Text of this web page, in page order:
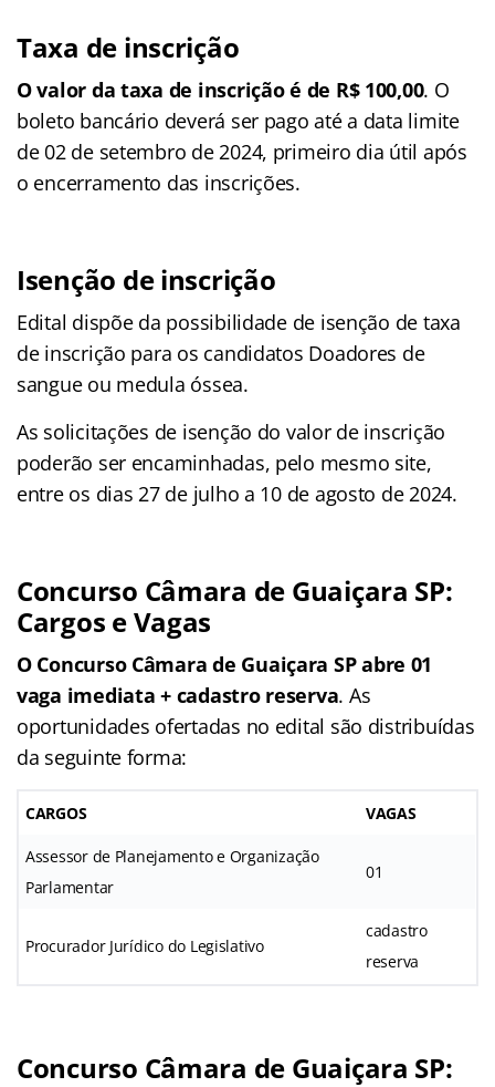
Taxa de inscrição
O valor da taxa de inscrição é de R$ 100,00. O
boleto bancário deverá ser pago até a data limite
de 02 de setembro de 2024, primeiro dia útil após
o encerramento das inscrições.
Isenção de inscrição
Edital dispõe da possibilidade de isenção de taxa
de inscrição para os candidatos Doadores de
sangue ou medula óssea.
As solicitações de isenção do valor de inscrição
poderão ser encaminhadas, pelo mesmo site,
entre os dias 27 de julho a 10 de agosto de 2024.
Concurso Câmara de Guaiçara SP:
Cargos e Vagas
O Concurso Câmara de Guaiçara SP abre 01
vaga imediata + cadastro reserva. As
oportunidades ofertadas no edital são distribuídas
da seguinte forma:
CARGOS VAGAS
Assessor de Planejamento e Organização
Parlamentar
01
Procurador Jurídico do Legislativo
cadastro
reserva
Concurso Câmara de Guaiçara SP: